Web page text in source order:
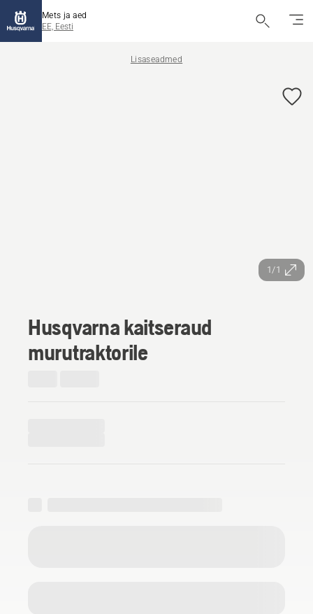
Mets ja aed
EE, Eesti
Lisaseadmed
1/1
Husqvarna kaitseraud
murutraktorile